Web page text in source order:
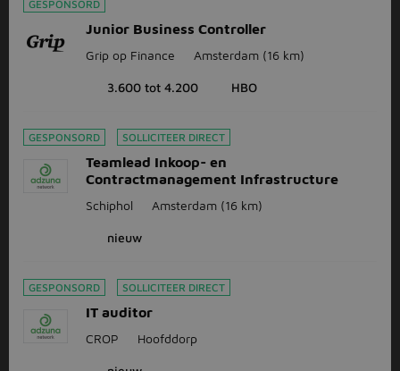
GESPONSORD
Junior Business Controller
Grip op Finance Amsterdam (16 km)
3.600 tot 4.200 HBO
GESPONSORD SOLLICITEER DIRECT
Teamlead Inkoop- en
Contractmanagement Infrastructure
Schiphol Amsterdam (16 km)
nieuw
GESPONSORD SOLLICITEER DIRECT
IT auditor
CROP Hoofddorp